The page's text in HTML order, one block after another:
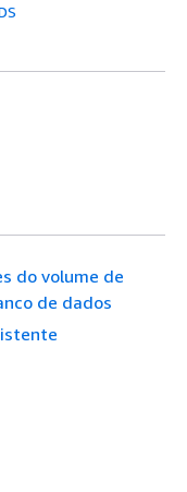
do volume de
de dados